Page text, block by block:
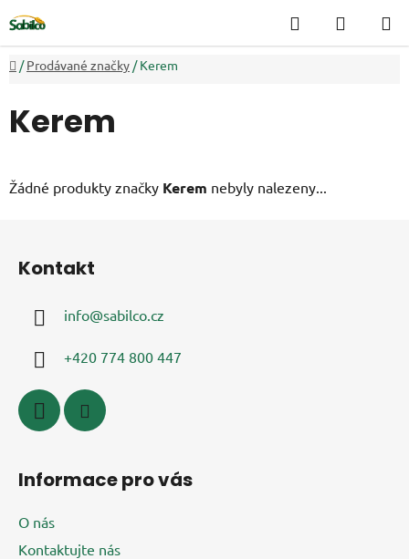
na
obsah
Hledat
KOŠÍK
Domů
/ Prodávané značky / Kerem
Kerem
Žádné produkty značky Kerem nebyly nalezeny...
Kontakt
info@sabilco.cz
+420 774 800 447
Informace pro vás
O nás
Kontaktujte nás